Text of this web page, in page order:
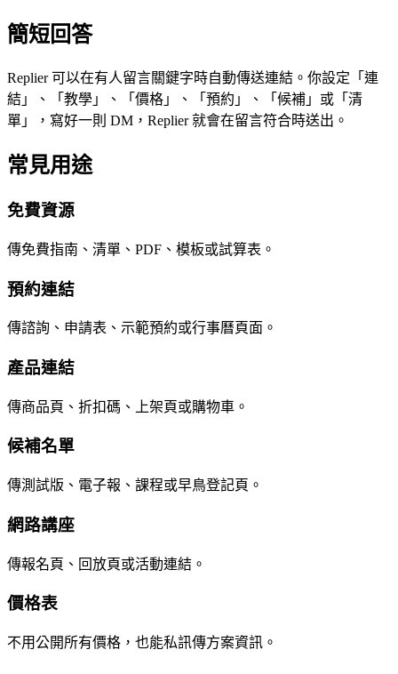
簡短回答
Replier 可以在有人留言關鍵字時自動傳送連結。你設定「連
結」、「教學」、「價格」、「預約」、「候補」或「清
單」，寫好一則 DM，Replier 就會在留言符合時送出。
常見用途
免費資源
傳免費指南、清單、PDF、模板或試算表。
預約連結
傳諮詢、申請表、示範預約或行事曆頁面。
產品連結
傳商品頁、折扣碼、上架頁或購物車。
候補名單
傳測試版、電子報、課程或早鳥登記頁。
網路講座
傳報名頁、回放頁或活動連結。
價格表
不用公開所有價格，也能私訊傳方案資訊。